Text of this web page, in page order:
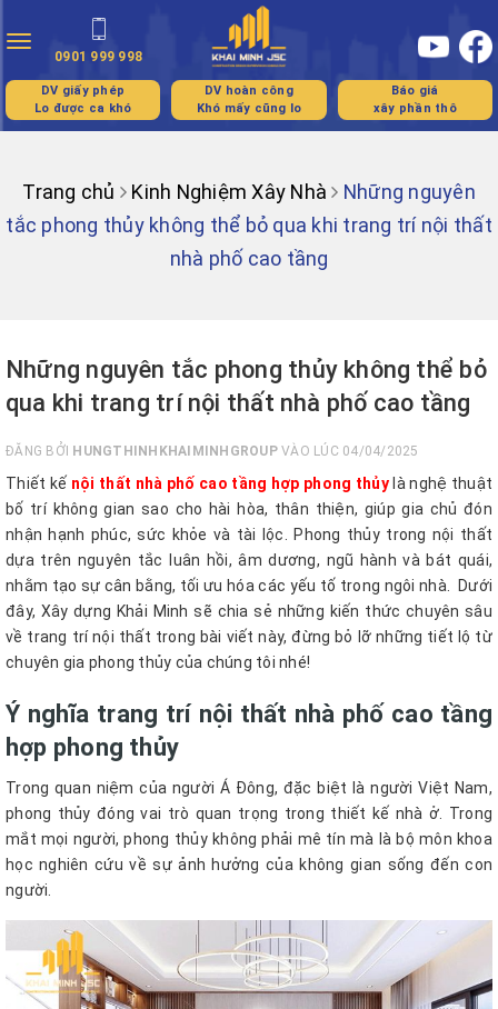
Toggle
navigation
0901 999 998
DV giấy phép
Lo được ca khó
DV hoàn công
Khó mấy cũng lo
Báo giá
xây phần thô
Trang chủ Kinh Nghiệm Xây Nhà
Những nguyên
tắc phong thủy không thể bỏ qua khi trang trí nội thất
nhà phố cao tầng
Những nguyên tắc phong thủy không thể bỏ
qua khi trang trí nội thất nhà phố cao tầng
ĐĂNG BỞI HUNGTHINHKHAIMINHGROUPVÀO LÚC 04/04/2025
Thiết kế nội thất nhà phố cao tầng hợp phong thủylà nghệ thuật
bố trí không gian sao cho hài hòa, thân thiện, giúp gia chủ đón
nhận hạnh phúc, sức khỏe và tài lộc. Phong thủy trong nội thất
dựa trên nguyên tắc luân hồi, âm dương, ngũ hành và bát quái,
nhằm tạo sự cân bằng, tối ưu hóa các yếu tố trong ngôi nhà. Dưới
đây, Xây dựng Khải Minh sẽ chia sẻ những kiến thức chuyên sâu
về trang trí nội thất trong bài viết này, đừng bỏ lỡ những tiết lộ từ
chuyên gia phong thủy của chúng tôi nhé!
Ý nghĩa trang trí nội thất nhà phố cao tầng
hợp phong thủy
Trong quan niệm của người Á Đông, đặc biệt là người Việt Nam,
phong thủy đóng vai trò quan trọng trong thiết kế nhà ở. Trong
mắt mọi người, phong thủy không phải mê tín mà là bộ môn khoa
học nghiên cứu về sự ảnh hưởng của không gian sống đến con
người.